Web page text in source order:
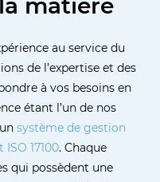
matière
au service du
de l’expertise et des
à vos besoins en
étant l’un de nos
système de gestion
17100. Chaque
qui possèdent une